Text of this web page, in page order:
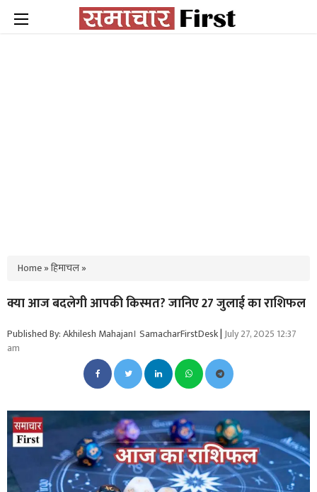
Home»हिमाचल»
क्या आज बदलेगी आपकी किस्मत? जानिए 27 जुलाई का राशिफल
Published By: Akhilesh Mahajan। SamacharFirstDesk|July 27, 2025 12:37
am